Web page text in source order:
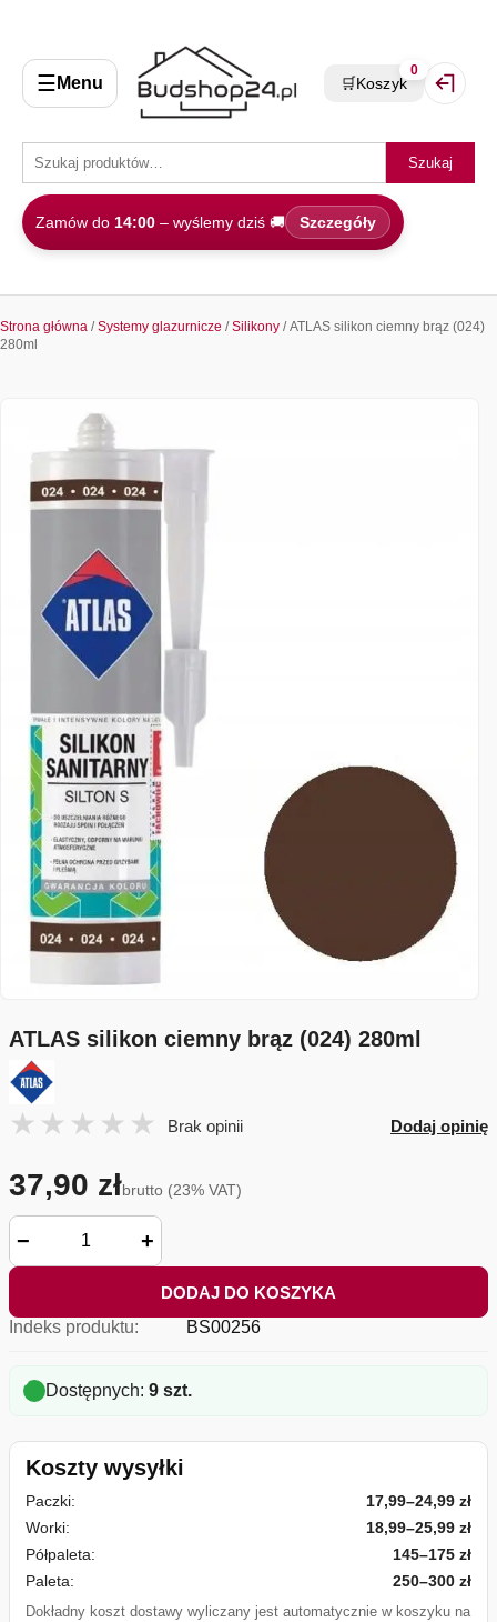
☰ Menu
Szukaj
Zamów do 14:00 – wyślemy dziś 🚚 Szczegóły
🛒Koszyk
0
Strona główna /Systemy glazurnicze /Silikony / ATLAS silikon ciemny brąz (024)
280ml
ATLAS silikon ciemny brąz (024) 280ml
Brak opinii Dodaj opinię
37,90 złbrutto (23% VAT)
− +
DODAJ DO KOSZYKA
Indeks produktu:
BS00256
Dostępnych: 9 szt.
Koszty wysyłki
Paczki:
17,99–24,99 zł
Worki:
18,99–25,99 zł
Półpaleta:
145–175 zł
Paleta:
250–300 zł
Dokładny koszt dostawy wyliczany jest automatycznie w koszyku na